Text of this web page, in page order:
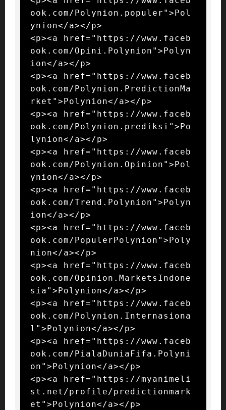
ook.com/Polynion.populer">Pol
ynion</a></p>
<p><a href="https://www.faceb
ook.com/Opini.Polynion">Polyn
ion</a></p>
<p><a href="https://www.faceb
ook.com/Polynion.PredictionMa
rket">Polynion</a></p>
<p><a href="https://www.faceb
ook.com/Polynion.prediksi">Po
lynion</a></p>
<p><a href="https://www.faceb
ook.com/Polynion.Opinion">Pol
ynion</a></p>
<p><a href="https://www.faceb
ook.com/Trend.Polynion">Polyn
ion</a></p>
<p><a href="https://www.faceb
ook.com/PopulerPolynion">Poly
nion</a></p>
<p><a href="https://www.faceb
ook.com/Opinion.MarketsIndone
sia">Polynion</a></p>
<p><a href="https://www.faceb
ook.com/Polynion.Internasiona
l">Polynion</a></p>
<p><a href="https://www.faceb
ook.com/PialaDuniaFifa.Polyni
on">Polynion</a></p>
<p><a href="https://myanimeli
st.net/profile/predictionmark
et">Polynion</a></p>